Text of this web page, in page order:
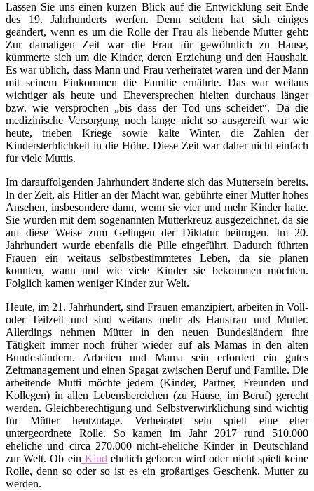
Lassen Sie uns einen kurzen Blick auf die Entwicklung seit Ende
des 19. Jahrhunderts werfen. Denn seitdem hat sich einiges
geändert, wenn es um die Rolle der Frau als liebende Mutter geht:
Zur damaligen Zeit war die Frau für gewöhnlich zu Hause,
kümmerte sich um die Kinder, deren Erziehung und den Haushalt.
Es war üblich, dass Mann und Frau verheiratet waren und der Mann
mit seinem Einkommen die Familie ernährte. Das war weitaus
wichtiger als heute und Eheversprechen hielten durchaus länger
bzw. wie versprochen „bis dass der Tod uns scheidet“. Da die
medizinische Versorgung noch lange nicht so ausgereift war wie
heute, trieben Kriege sowie kalte Winter, die Zahlen der
Kindersterblichkeit in die Höhe. Diese Zeit war daher nicht einfach
für viele Muttis.
Im darauffolgenden Jahrhundert änderte sich das Muttersein bereits.
In der Zeit, als Hitler an der Macht war, gebührte einer Mutter hohes
Ansehen, insbesondere dann, wenn sie vier und mehr Kinder hatte.
Sie wurden mit dem sogenannten Mutterkreuz ausgezeichnet, da sie
auf diese Weise zum Gelingen der Diktatur beitrugen. Im 20.
Jahrhundert wurde ebenfalls die Pille eingeführt. Dadurch führten
Frauen ein weitaus selbstbestimmteres Leben, da sie planen
konnten, wann und wie viele Kinder sie bekommen möchten.
Folglich kamen weniger Kinder zur Welt.
Heute, im 21. Jahrhundert, sind Frauen emanzipiert, arbeiten in Voll-
oder Teilzeit und sind weitaus mehr als Hausfrau und Mutter.
Allerdings nehmen Mütter in den neuen Bundesländern ihre
Tätigkeit immer noch früher wieder auf als Mamas in den alten
Bundesländern. Arbeiten und Mama sein erfordert ein gutes
Zeitmanagement und einen Spagat zwischen Beruf und Familie. Die
arbeitende Mutti möchte jedem (Kinder, Partner, Freunden und
Kollegen) in allen Lebensbereichen (zu Hause, im Beruf) gerecht
werden. Gleichberechtigung und Selbstverwirklichung sind wichtig
für Mütter heutzutage. Verheiratet sein spielt eine eher
untergeordnete Rolle. So kamen im Jahr 2017 rund 510.000
eheliche und circa 270.000 nicht-eheliche Kinder in Deutschland
zur Welt. Ob ein Kind ehelich geboren wird oder nicht spielt keine
Rolle, denn so oder so ist es ein großartiges Geschenk, Mutter zu
werden.